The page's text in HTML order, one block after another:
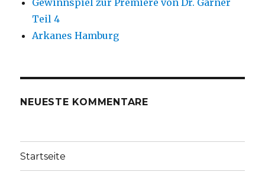
Gewinnspiel zur Premiere von Dr. Garner
Teil 4
Arkanes Hamburg
NEUESTE KOMMENTARE
Startseite